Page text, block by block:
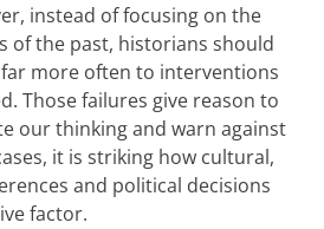
instead of focusing on the
of the past, historians should
more often to interventions
Those failures give reason to
our thinking and warn against
it is striking how cultural,
and political decisions
factor.